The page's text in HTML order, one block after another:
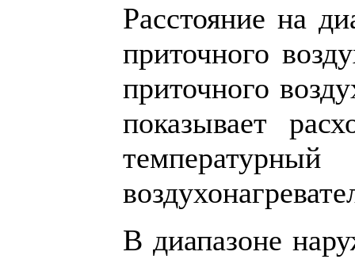
Расстояние на
приточного
приточного
показывает
В диапазоне